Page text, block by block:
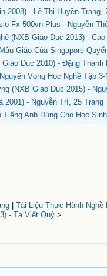
2008) - Lê Thị Huyền Trang,
Fx-500vn Plus - Nguyễn
(NXB Giáo Dục 2013) -
Giáo Của Singapore
Dục 2010) - Đặng Thanh
Vọng Học Nghề Tập
(NXB Giáo Dục 2015) -
2001) - Nguyễn Trí, 25 Trang
Anh Dùng Cho Học
| Tài Liệu Thực Hành Nghề
- Tạ Viết Quý>